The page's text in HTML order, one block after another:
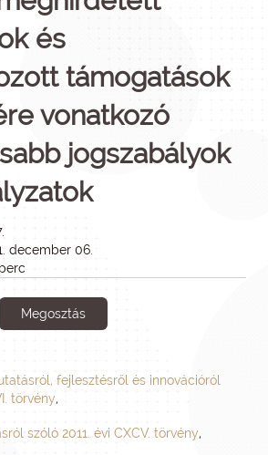
és
támogatások
vonatkozó
jogszabályok
december 06.
Megosztás
fejlesztésről és innovációról
törvény,
szóló 2011. évi CXCV. törvény,